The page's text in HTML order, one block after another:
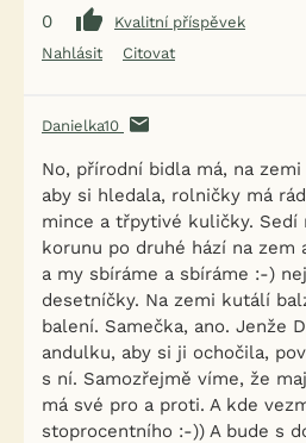
0
Kvalitní příspěvek
Nahlásit
Citovat
Danielka10
No, přírodní bidla má, na
aby si hledala, rolničky má
mince a třpytivé kuličky. Sedí
korunu po druhé hází na zem
a my sbíráme a sbíráme :-)
desetníčky. Na zemi kutálí
balení. Samečka, ano. Jenže
andulku, aby si ji ochočila,
s ní. Samozřejmě víme, že
má své pro a proti. A kde
stoprocentního :-)) A bude s